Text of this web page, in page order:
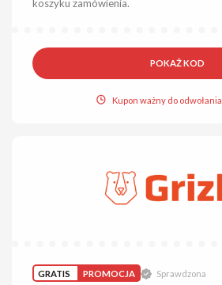
koszyku zamówienia.
POKAŻ KOD
Kupon ważny do odwołania
GRATIS PROMOCJA Sprawdzona